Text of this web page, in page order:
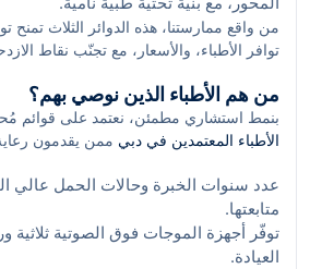
من واقع ممارستنا، هذه الدوائر الثلاث تمنح
توافر الأطباء، والأسعار، مع تجنّب نقاط
من هم الأطباء الذين نوصي بهم؟
بنمط استشاري مطمئن، نعتمد على قوائم
الأطباء المعتمدين في دبي ممن يقدمون رعاية
عدد سنوات الخبرة وحالات الحمل عالي
متابعتها.
توفّر أجهزة الموجات فوق الصوتية ثلاثية
العيادة.